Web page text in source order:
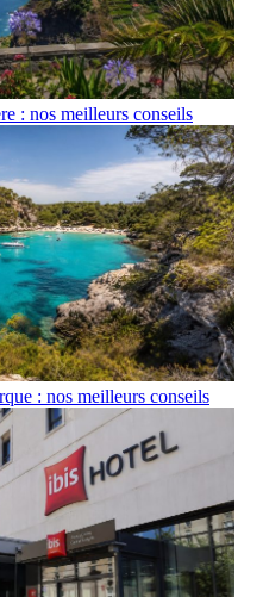
: nos meilleurs conseils
: nos meilleurs conseils